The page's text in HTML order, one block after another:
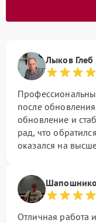
Лыков Глеб
после
обновление и
рад, что
оказался на
Отличная работа